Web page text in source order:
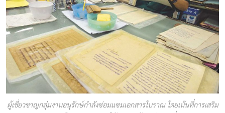
ผู้เชี่ยวชาญกลุ่มงานอนุรักษ์กำลังซ่อมแซมเอกสารโบราณ โดยเน้นที่การเสริม